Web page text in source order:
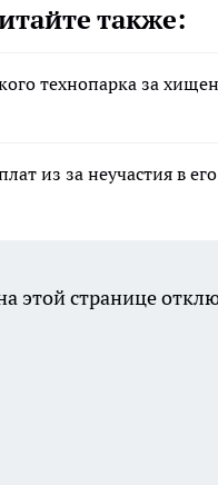
также:
технопарка за
из за неучастия в
этой странице